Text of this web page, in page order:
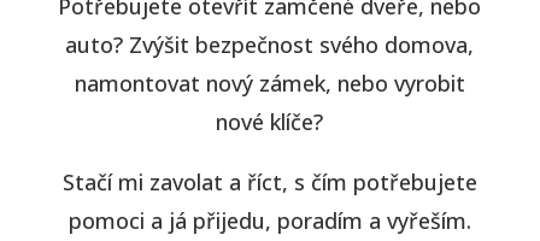
Potřebujete otevřít zamčené dveře, nebo
auto? Zvýšit bezpečnost svého domova,
namontovat nový zámek, nebo vyrobit
nové klíče?
Stačí mi zavolat a říct, s čím potřebujete
pomoci a já přijedu, poradím a vyřeším.